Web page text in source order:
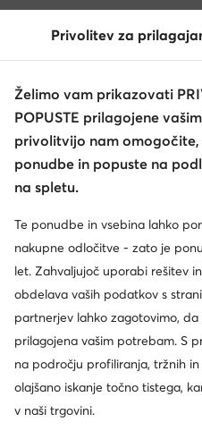
Privolitev za
Želimo vam prikazovati
POPUSTE prilagojene
privolitvijo nam
ponudbe in popuste na
na spletu.
Te ponudbe in vsebina lahko
nakupne odločitve - zato je
let. Zahvaljujoč uporabi rešitev
obdelava vaših podatkov s
partnerjev lahko zagotovimo,
prilagojena vašim potrebam. S
na področju profiliranja, tržnih
olajšano iskanje točno tistega,
v naši trgovini.